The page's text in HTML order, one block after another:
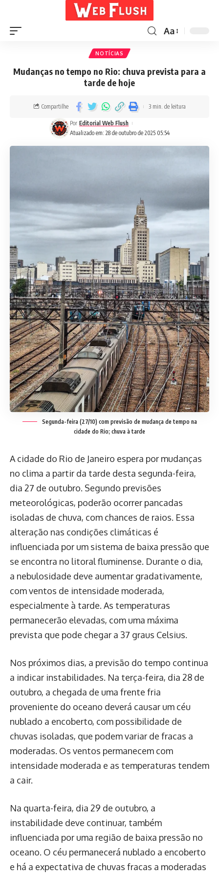
Aa
NOTÍCIAS
Mudanças no tempo no Rio: chuva prevista para a
tarde de hoje
Atualizado em: 28 de outubro de 2025 05:54
Por Editorial Web Flush
Compartilhe 3 min. de leitura
Segunda-feira (27/10) com previsão de mudança de tempo na
cidade do Rio; chuva à tarde
A cidade do Rio de Janeiro espera por mudanças
no clima a partir da tarde desta segunda-feira,
dia 27 de outubro. Segundo previsões
meteorológicas, poderão ocorrer pancadas
isoladas de chuva, com chances de raios. Essa
alteração nas condições climáticas é
influenciada por um sistema de baixa pressão que
se encontra no litoral fluminense. Durante o dia,
a nebulosidade deve aumentar gradativamente,
com ventos de intensidade moderada,
especialmente à tarde. As temperaturas
permanecerão elevadas, com uma máxima
prevista que pode chegar a 37 graus Celsius.
Nos próximos dias, a previsão do tempo continua
a indicar instabilidades. Na terça-feira, dia 28 de
outubro, a chegada de uma frente fria
proveniente do oceano deverá causar um céu
nublado a encoberto, com possibilidade de
chuvas isoladas, que podem variar de fracas a
moderadas. Os ventos permanecem com
intensidade moderada e as temperaturas tendem
a cair.
Na quarta-feira, dia 29 de outubro, a
instabilidade deve continuar, também
influenciada por uma região de baixa pressão no
oceano. O céu permanecerá nublado a encoberto
e há a expectativa de chuvas fracas a moderadas